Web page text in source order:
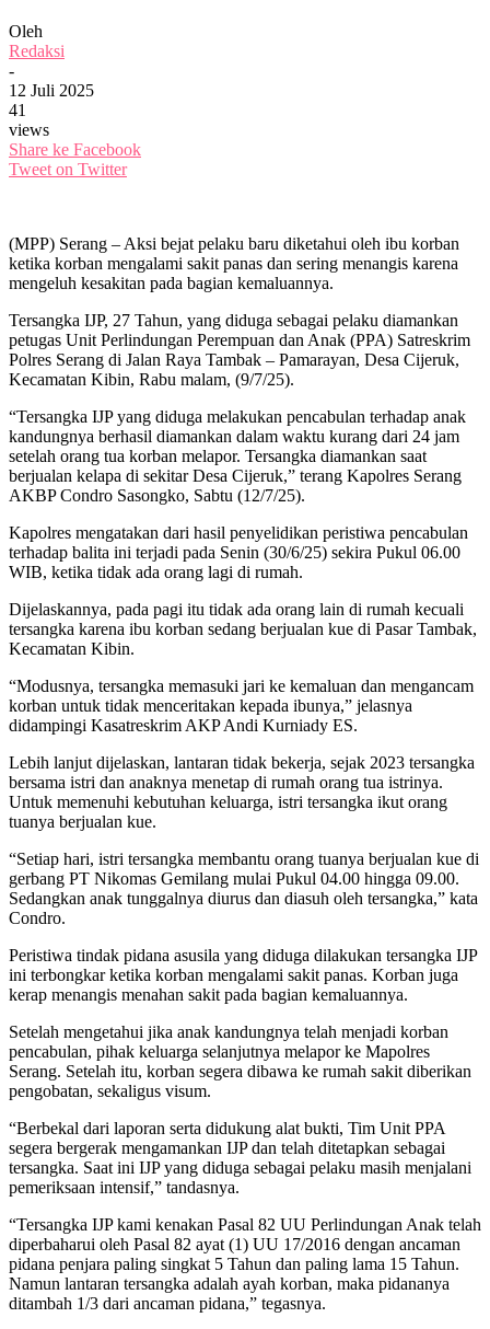
Oleh
Redaksi
-
12 Juli 2025
41
views
Share ke Facebook
Tweet on Twitter
(MPP) Serang – Aksi bejat pelaku baru diketahui oleh ibu korban
ketika korban mengalami sakit panas dan sering menangis karena
mengeluh kesakitan pada bagian kemaluannya.
Tersangka IJP, 27 Tahun, yang diduga sebagai pelaku diamankan
petugas Unit Perlindungan Perempuan dan Anak (PPA) Satreskrim
Polres Serang di Jalan Raya Tambak – Pamarayan, Desa Cijeruk,
Kecamatan Kibin, Rabu malam, (9/7/25).
“Tersangka IJP yang diduga melakukan pencabulan terhadap anak
kandungnya berhasil diamankan dalam waktu kurang dari 24 jam
setelah orang tua korban melapor. Tersangka diamankan saat
berjualan kelapa di sekitar Desa Cijeruk,” terang Kapolres Serang
AKBP Condro Sasongko, Sabtu (12/7/25).
Kapolres mengatakan dari hasil penyelidikan peristiwa pencabulan
terhadap balita ini terjadi pada Senin (30/6/25) sekira Pukul 06.00
WIB, ketika tidak ada orang lagi di rumah.
Dijelaskannya, pada pagi itu tidak ada orang lain di rumah kecuali
tersangka karena ibu korban sedang berjualan kue di Pasar Tambak,
Kecamatan Kibin.
“Modusnya, tersangka memasuki jari ke kemaluan dan mengancam
korban untuk tidak menceritakan kepada ibunya,” jelasnya
didampingi Kasatreskrim AKP Andi Kurniady ES.
Lebih lanjut dijelaskan, lantaran tidak bekerja, sejak 2023 tersangka
bersama istri dan anaknya menetap di rumah orang tua istrinya.
Untuk memenuhi kebutuhan keluarga, istri tersangka ikut orang
tuanya berjualan kue.
“Setiap hari, istri tersangka membantu orang tuanya berjualan kue di
gerbang PT Nikomas Gemilang mulai Pukul 04.00 hingga 09.00.
Sedangkan anak tunggalnya diurus dan diasuh oleh tersangka,” kata
Condro.
Peristiwa tindak pidana asusila yang diduga dilakukan tersangka IJP
ini terbongkar ketika korban mengalami sakit panas. Korban juga
kerap menangis menahan sakit pada bagian kemaluannya.
Setelah mengetahui jika anak kandungnya telah menjadi korban
pencabulan, pihak keluarga selanjutnya melapor ke Mapolres
Serang. Setelah itu, korban segera dibawa ke rumah sakit diberikan
pengobatan, sekaligus visum.
“Berbekal dari laporan serta didukung alat bukti, Tim Unit PPA
segera bergerak mengamankan IJP dan telah ditetapkan sebagai
tersangka. Saat ini IJP yang diduga sebagai pelaku masih menjalani
pemeriksaan intensif,” tandasnya.
“Tersangka IJP kami kenakan Pasal 82 UU Perlindungan Anak telah
diperbaharui oleh Pasal 82 ayat (1) UU 17/2016 dengan ancaman
pidana penjara paling singkat 5 Tahun dan paling lama 15 Tahun.
Namun lantaran tersangka adalah ayah korban, maka pidananya
ditambah 1/3 dari ancaman pidana,” tegasnya.